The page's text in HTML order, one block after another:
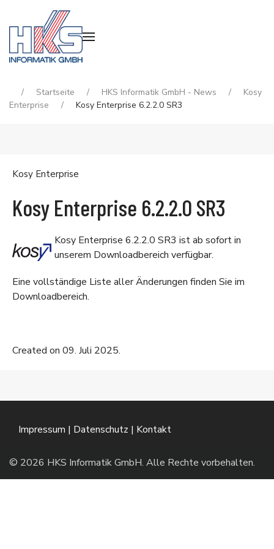
Startseite HKS Informatik GmbH - News
Kosy
Enterprise
Kosy Enterprise 6.2.2.0 SR3
Kosy Enterprise
Kosy Enterprise 6.2.2.0 SR3
Kosy Enterprise 6.2.2.0 SR3 ist ab sofort in
unserem Downloadbereich verfügbar.
Eine vollständige Liste aller Änderungen finden Sie im
Downloadbereich.
Created on 09. Juli 2025.
Impressum | Datenschutz | Kontakt
© 2026 HKS Informatik GmbH. Alle Rechte vorbehalten.